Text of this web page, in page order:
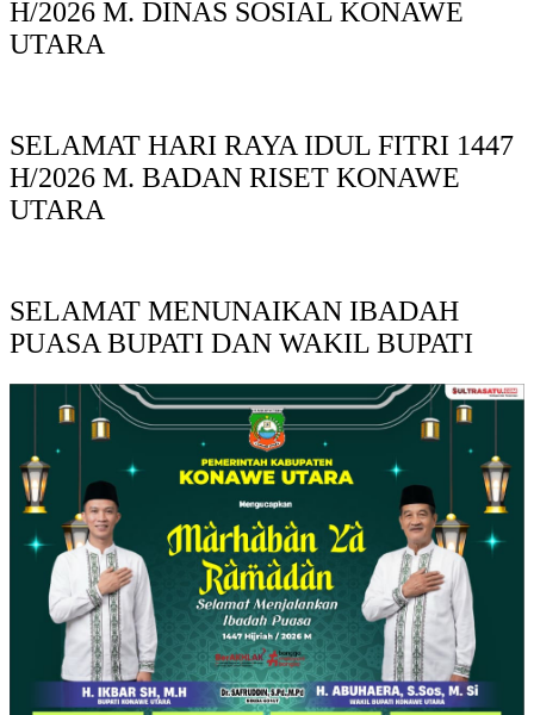
H/2026 M. DINAS SOSIAL KONAWE
UTARA
SELAMAT HARI RAYA IDUL FITRI 1447
H/2026 M. BADAN RISET KONAWE
UTARA
SELAMAT MENUNAIKAN IBADAH
PUASA BUPATI DAN WAKIL BUPATI